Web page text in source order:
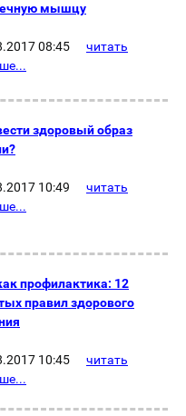
мышцу
08:45
читать
здоровый образ
10:49
читать
профилактика: 12
правил здорового
10:45
читать